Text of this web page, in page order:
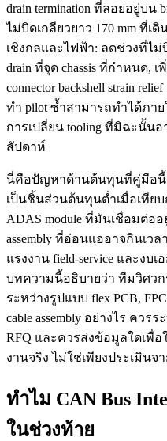
drain termination ที่ลอยอยู่บน
ไม่บิดเกลียวยาว 170 mm ที่เดิ
เชิงกลและไฟฟ้า: ลดช่วงที่ไม่
drain ที่จุด chassis ที่กำหนด,
connector backshell strain
ทำ pilot ซ้ำสามารถทำได้ภา
การเปลี่ยน tooling ที่มิฉะนั้น
สัปดาห์
นี่คือปัญหาด้านต้นทุนที่คู่มือนี้ต้
เป็นชิ้นส่วนต้นทุนต่ำเมื่อเทียบกั
ADAS module ที่มันเชื่อมต่ออ
assembly ที่อ่อนแออาจกินเวล
แรงงาน field-service และงบเ
บทความนี้อธิบายว่า ทีมวิศวก
ระหว่างรูปแบบ flex PCB,
cable assembly อย่างไร คว
RFQ และควรส่งข้อมูลใดเพื่
งานจริง ไม่ใช่เพียงประเมิน
ทำไม CAN Bus
ในช่วงท้าย